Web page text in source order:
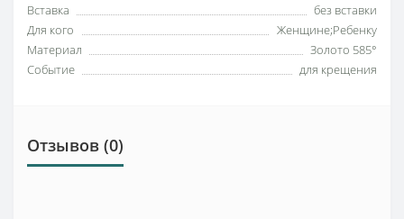
Вставка
без вставки
Для кого
Женщине;Ребенку
Материал
Золото 585°
Событие
для крещения
Отзывов (0)